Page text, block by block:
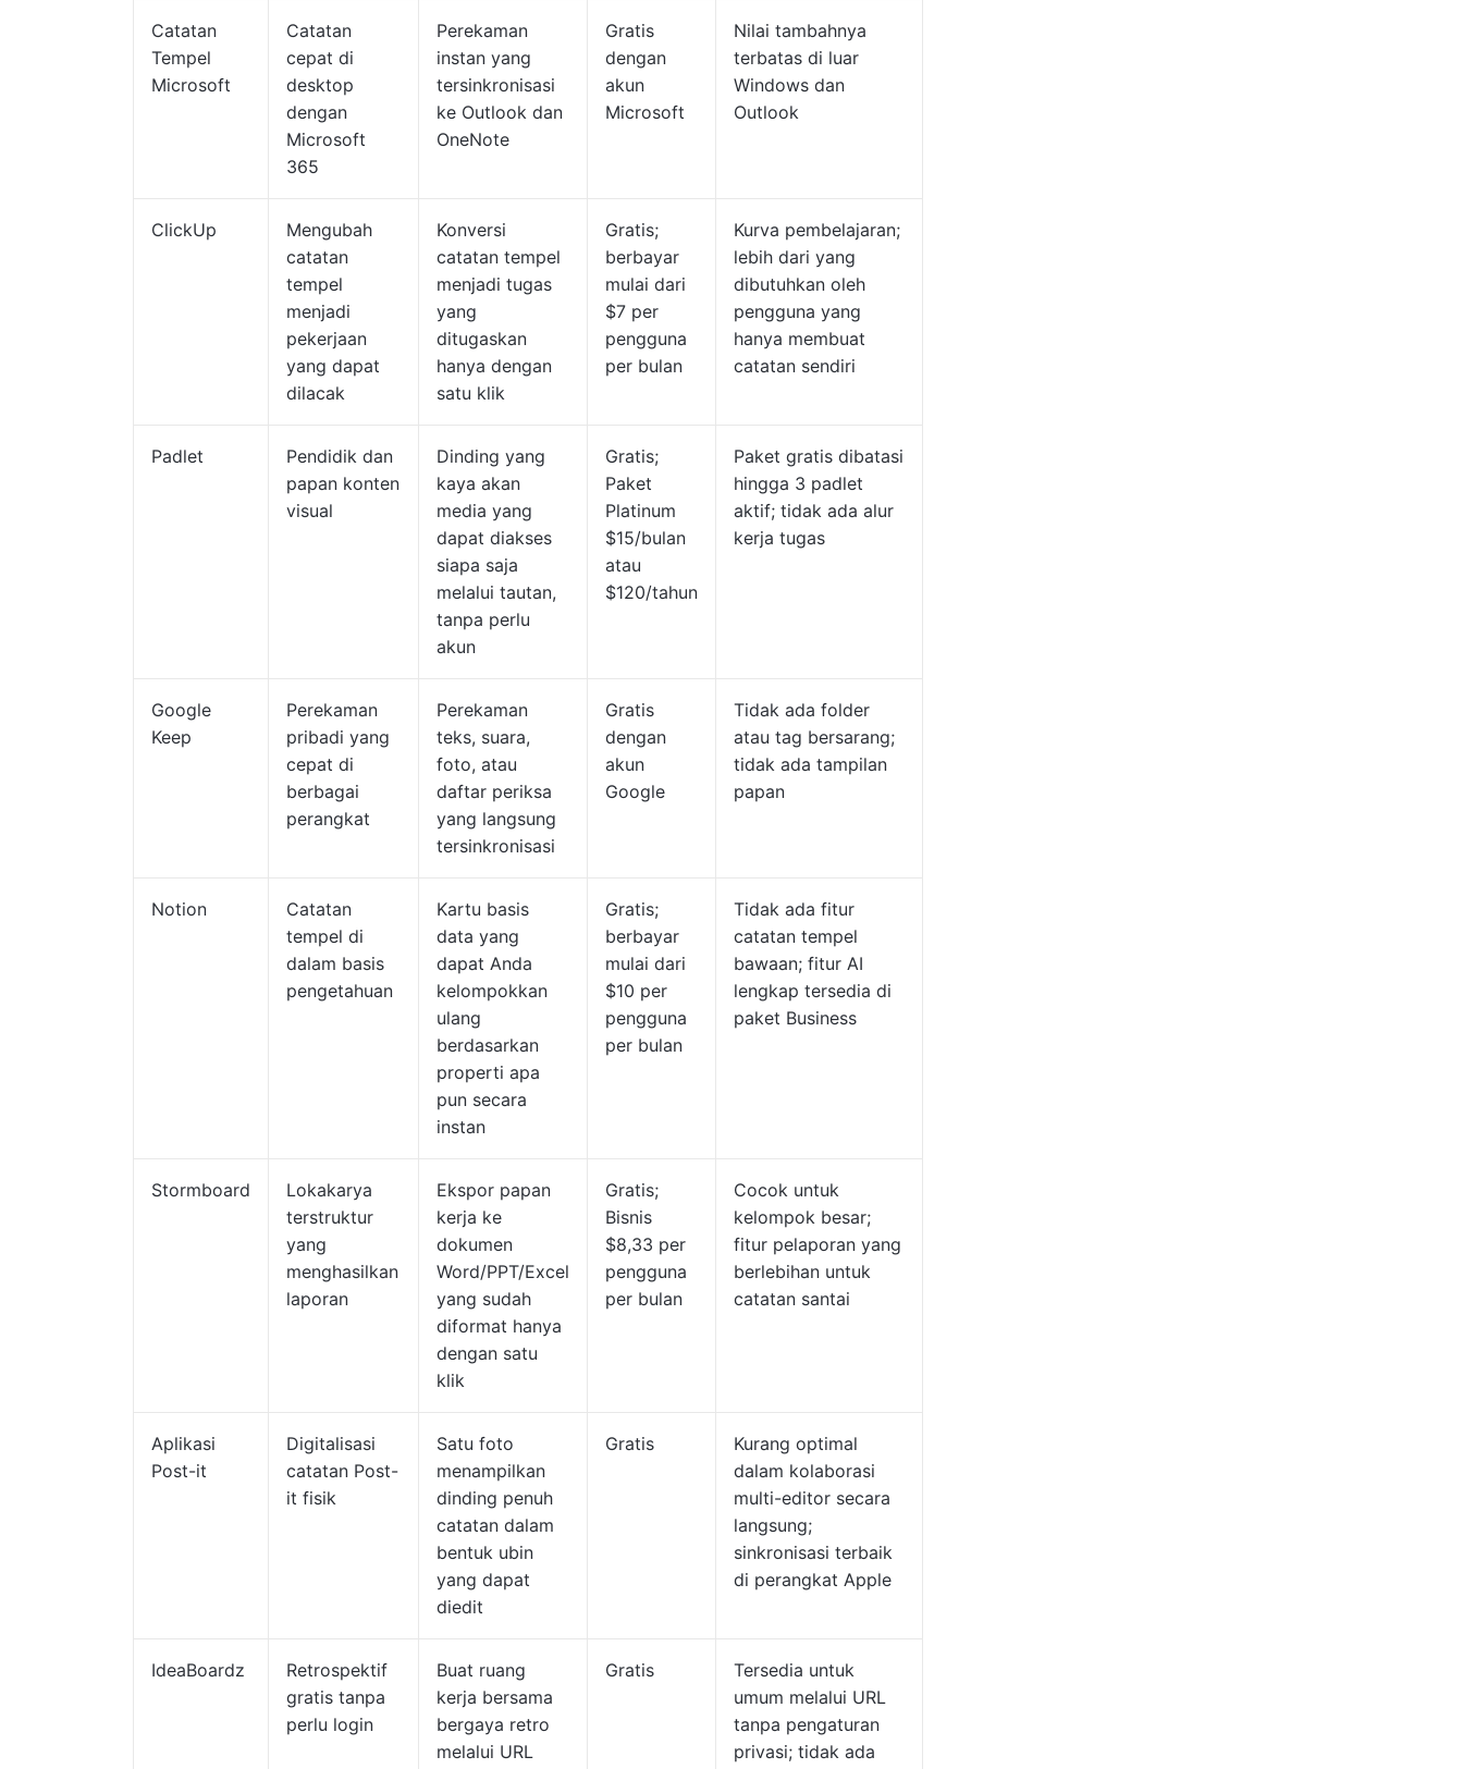
Catatan
Tempel
Microsoft
Catatan
cepat di
desktop
dengan
Microsoft
365
Perekaman
instan yang
tersinkronisasi
ke Outlook dan
OneNote
Gratis
dengan
akun
Microsoft
Nilai tambahnya
terbatas di luar
Windows dan
Outlook
ClickUp
Mengubah
catatan
tempel
menjadi
pekerjaan
yang dapat
dilacak
Konversi
catatan tempel
menjadi tugas
yang
ditugaskan
hanya dengan
satu klik
Gratis;
berbayar
mulai dari
$7 per
pengguna
per bulan
Kurva pembelajaran;
lebih dari yang
dibutuhkan oleh
pengguna yang
hanya membuat
catatan sendiri
Padlet
Pendidik dan
papan konten
visual
Dinding yang
kaya akan
media yang
dapat diakses
siapa saja
melalui tautan,
tanpa perlu
akun
Gratis;
Paket
Platinum
$15/bulan
atau
$120/tahun
Paket gratis dibatasi
hingga 3 padlet
aktif; tidak ada alur
kerja tugas
Google
Keep
Perekaman
pribadi yang
cepat di
berbagai
perangkat
Perekaman
teks, suara,
foto, atau
daftar periksa
yang langsung
tersinkronisasi
Gratis
dengan
akun
Google
Tidak ada folder
atau tag bersarang;
tidak ada tampilan
papan
Notion
Catatan
tempel di
dalam basis
pengetahuan
Kartu basis
data yang
dapat Anda
kelompokkan
ulang
berdasarkan
properti apa
pun secara
instan
Gratis;
berbayar
mulai dari
$10 per
pengguna
per bulan
Tidak ada fitur
catatan tempel
bawaan; fitur AI
lengkap tersedia di
paket Business
Stormboard
Lokakarya
terstruktur
yang
menghasilkan
laporan
Ekspor papan
kerja ke
dokumen
Word/PPT/Excel
yang sudah
diformat hanya
dengan satu
klik
Gratis;
Bisnis
$8,33 per
pengguna
per bulan
Cocok untuk
kelompok besar;
fitur pelaporan yang
berlebihan untuk
catatan santai
Aplikasi
Post-it
Digitalisasi
catatan Post-
it fisik
Satu foto
menampilkan
dinding penuh
catatan dalam
bentuk ubin
yang dapat
diedit
Gratis
Kurang optimal
dalam kolaborasi
multi-editor secara
langsung;
sinkronisasi terbaik
di perangkat Apple
IdeaBoardz
Retrospektif
gratis tanpa
perlu login
Buat ruang
kerja bersama
bergaya retro
melalui URL
Gratis
Tersedia untuk
umum melalui URL
tanpa pengaturan
privasi; tidak ada